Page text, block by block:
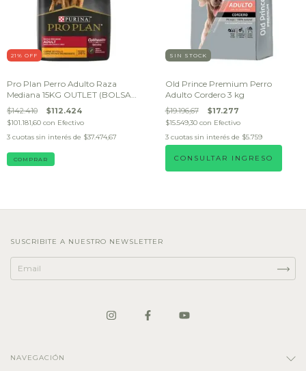
21 % OFF
Pro Plan Perro Adulto Raza
Mediana 15KG OUTLET (BOLSA
DAÑADA)
$142.410 $112.424
$101.181,60 con Efectivo
3 cuotas sin interés de $37.474,67
SIN STOCK
Old Prince Premium Perro
Adulto Cordero 3 kg
$19.196,67 $17.277
$15.549,30 con Efectivo
3 cuotas sin interés de $5.759
CONSULTAR INGRESO
SUSCRIBITE A NUESTRO NEWSLETTER
NAVEGACIÓN